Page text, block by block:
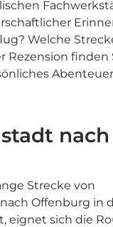
Welche
Rezension finden
nach
Strecke von
Offenburg in
eignet sich die